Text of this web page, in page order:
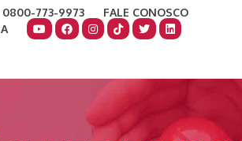
0800-773-9973
FALE CONOSCO